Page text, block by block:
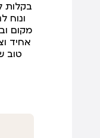
בקלות
ונוח
מקום
אחיד
טוב